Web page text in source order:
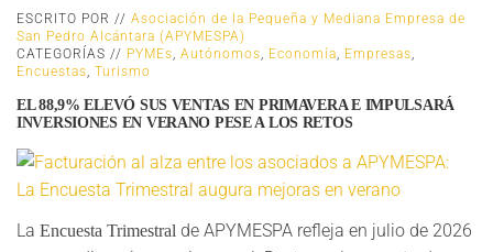
ESCRITO POR // Asociación de la Pequeña y Mediana Empresa de
San Pedro Alcántara (APYMESPA)
CATEGORÍAS // PYMEs Autónomos Economía Empresas
Encuestas Turismo
EL 88,9% ELEVÓ SUS VENTAS EN PRIMAVERA E IMPULSARÁ
INVERSIONES EN VERANO PESE A LOS RETOS
La Encuesta Trimestral de APYMESPA refleja en julio de 2026